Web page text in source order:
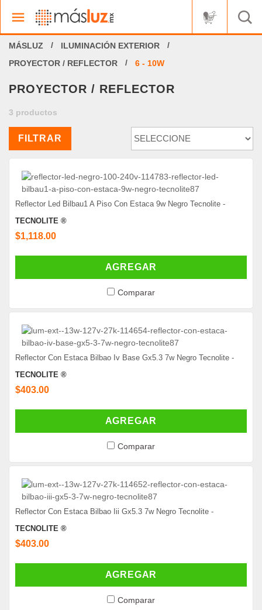
ILUMINACIÓN EXTERIOR
PROYECTOR / REFLECTOR
6 - 10W
PROYECTOR / REFLECTOR
3 productos
FILTRAR
Reflector Led Bilbau1 A Piso Con Estaca 9w Negro Tecnolite -
TECNOLITE ®
$1,118.00
AGREGAR
Comparar
Reflector Con Estaca Bilbao Iv Base Gx5.3 7w Negro Tecnolite -
TECNOLITE ®
$403.00
AGREGAR
Comparar
Reflector Con Estaca Bilbao Iii Gx5.3 7w Negro Tecnolite -
TECNOLITE ®
$403.00
AGREGAR
Comparar